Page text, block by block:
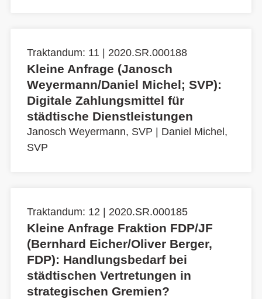
Traktandum: 11 | 2020.SR.000188
Kleine Anfrage (Janosch
Weyermann/Daniel Michel; SVP):
Digitale Zahlungsmittel für
städtische Dienstleistungen
Janosch Weyermann, SVP
Daniel Michel,
SVP
Traktandum: 12 | 2020.SR.000185
Kleine Anfrage Fraktion FDP/JF
(Bernhard Eicher/Oliver Berger,
FDP): Handlungsbedarf bei
städtischen Vertretungen in
strategischen Gremien?